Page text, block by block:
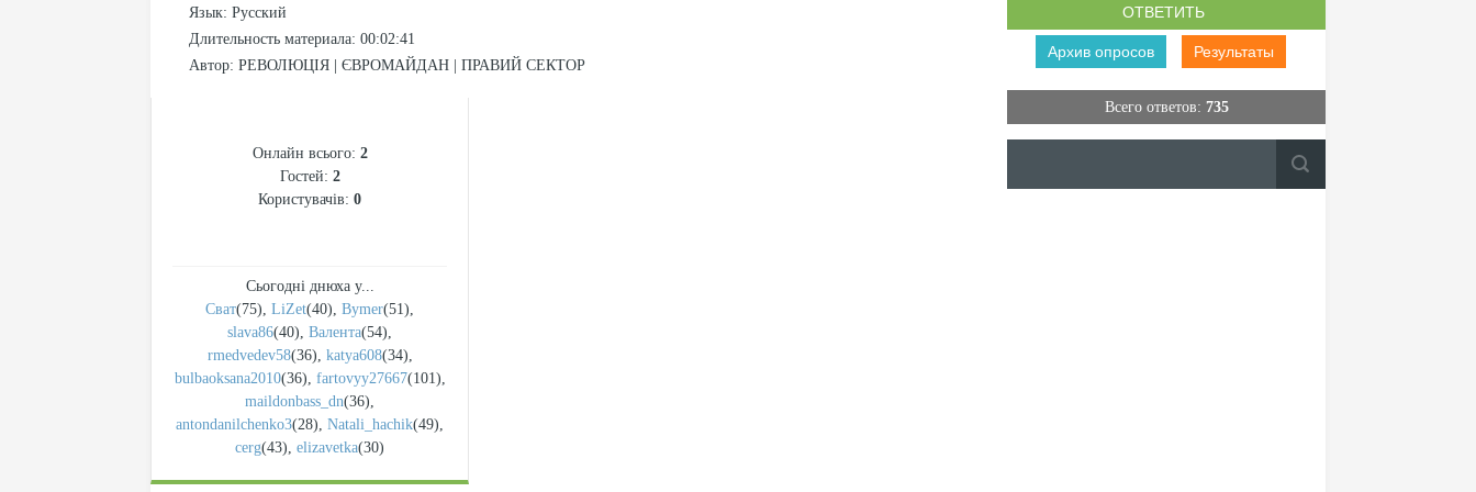
Язык: Русский
Длительность материала: 00:02:41
Автор: РЕВОЛЮЦІЯ | ЄВРОМАЙДАН | ПРАВИЙ СЕКТОР
Архив опросов Результаты
Всего ответов: 735
Онлайн всього: 2
Гостей: 2
Користувачів: 0
Сьогодні днюха у...
Сват(75), LiZet(40), Bymer(51),
slava86(40), Валента(54),
rmedvedev58(36), katya608(34),
bulbaoksana2010(36), fartovyy27667(101),
maildonbass_dn(36),
antondanilchenko3(28), Natali_hachik(49),
cerg(43), elizavetka(30)